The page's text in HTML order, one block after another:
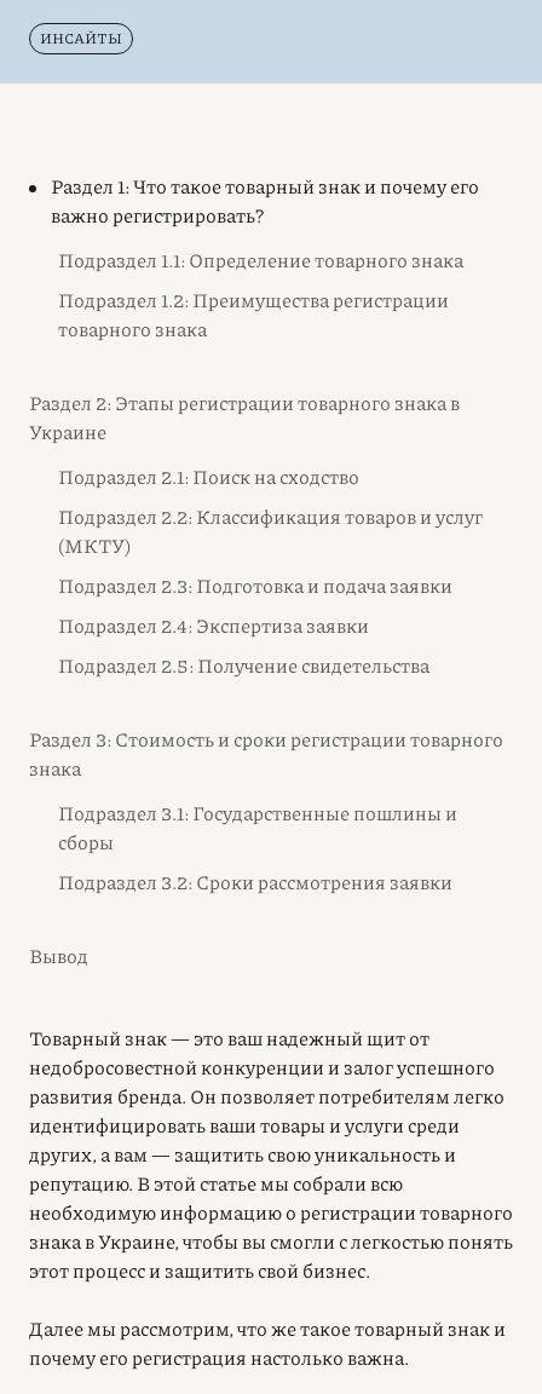
ИНСАЙТЫ
Раздел 1: Что такое товарный знак и почему его
важно регистрировать?
Подраздел 1.1: Определение товарного знака
Подраздел 1.2: Преимущества регистрации
товарного знака
Раздел 2: Этапы регистрации товарного знака в
Украине
Подраздел 2.1: Поиск на сходство
Подраздел 2.2: Классификация товаров и услуг
(МКТУ)
Подраздел 2.3: Подготовка и подача заявки
Подраздел 2.4: Экспертиза заявки
Подраздел 2.5: Получение свидетельства
Раздел 3: Стоимость и сроки регистрации товарного
знака
Подраздел 3.1: Государственные пошлины и
сборы
Подраздел 3.2: Сроки рассмотрения заявки
Вывод
Товарный знак — это ваш надежный щит от
недобросовестной конкуренции и залог успешного
развития бренда. Он позволяет потребителям легко
идентифицировать ваши товары и услуги среди
других, а вам — защитить свою уникальность и
репутацию. В этой статье мы собрали всю
необходимую информацию о регистрации товарного
знака в Украине, чтобы вы смогли с легкостью понять
этот процесс и защитить свой бизнес.
Далее мы рассмотрим, что же такое товарный знак и
почему его регистрация настолько важна.